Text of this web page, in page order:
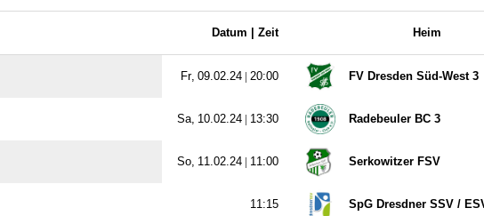
Datum | Zeit Heim
  |  FV Dresden Süd-West 3
  |  Radebeuler BC 3
  |  Serkowitzer FSV
 SpG Dresdner SSV /​